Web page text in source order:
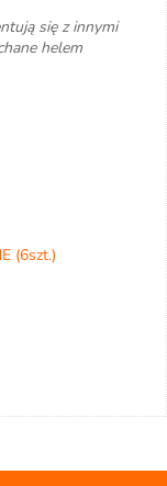
się z innymi
helem
(6szt.)